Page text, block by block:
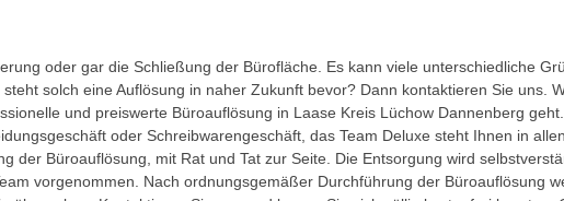
oder gar die Schließung der Bürofläche. Es kann viele unterschiedliche
solch eine Auflösung in naher Zukunft bevor? Dann kontaktieren Sie uns.
und preiswerte Büroauflösung in Laase Kreis Lüchow Dannenberg
oder Schreibwarengeschäft, das Team Deluxe steht Ihnen in
der Büroauflösung, mit Rat und Tat zur Seite. Die Entsorgung wird
vorgenommen. Nach ordnungsgemäßer Durchführung der Büroauflösung